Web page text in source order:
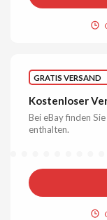
GRATIS VERSAND
Kostenloser
Bei eBay finden
enthalten.